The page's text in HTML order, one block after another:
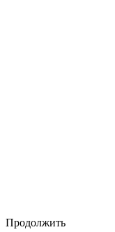
Продолжить